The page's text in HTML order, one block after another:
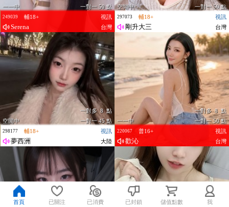
一一中
一對一 50 點
輔18+
視訊
249039
Serena 台灣
空閒中
一對一 50 點
輔18+
視訊
297073
剛升大三 台灣
空閒中
一對多 8 點
一對一 45 點
輔18+
視訊
298177
夢西洲 大陸
一一中
一對多 8 點
一對一 50 點
普16+
視訊
220067
歡沁 台灣
首頁 已關注 已消費 已封鎖 儲值點數 我